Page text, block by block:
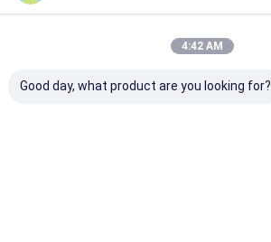
ইউভি ট্রান্সমিটার অ্যাক্রিলিক
4:42 AM
Good day, what product are you looking for?